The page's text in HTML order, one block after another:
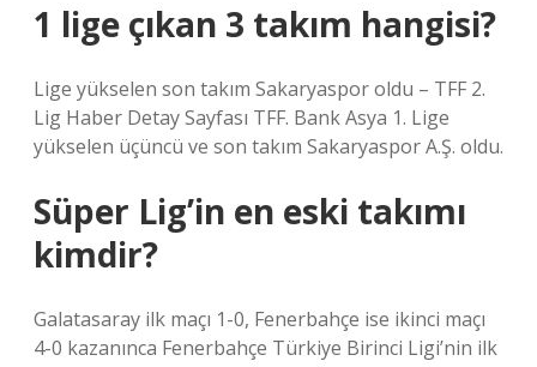
1 lige çıkan 3 takım hangisi?
Lige yükselen son takım Sakaryaspor oldu – TFF 2.
Lig Haber Detay Sayfası TFF. Bank Asya 1. Lige
yükselen üçüncü ve son takım Sakaryaspor A.Ş. oldu.
Süper Lig’in en eski takımı
kimdir?
Galatasaray ilk maçı 1-0, Fenerbahçe ise ikinci maçı
4-0 kazanınca Fenerbahçe Türkiye Birinci Ligi’nin ilk